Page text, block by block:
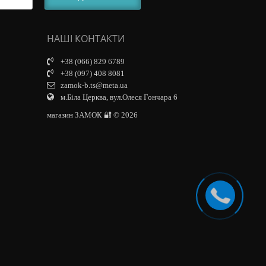
НАШІ КОНТАКТИ
+38 (066) 829 6789
+38 (097) 408 8081
zamok-b.ts@meta.ua
м.Біла Церква, вул.Олеся Гончара 6
магазин ЗАМОК 🔐 © 2026